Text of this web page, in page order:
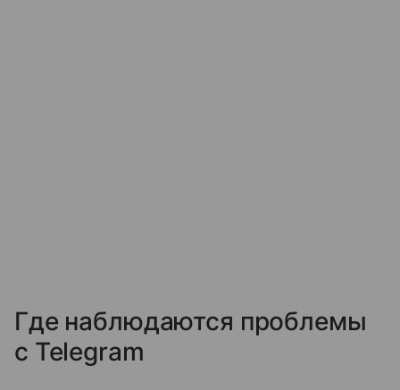
Где наблюдаются проблемы
с Telegram